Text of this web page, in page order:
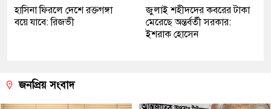
হাসিনা ফিরলে দেশে রক্তগঙ্গা
বয়ে যাবে: রিজভী
জুলাই শহীদদের কবরের টাকা
মেরেছে অন্তর্বর্তী সরকার:
ইশরাক হোসেন
জনপ্রিয় সংবাদ